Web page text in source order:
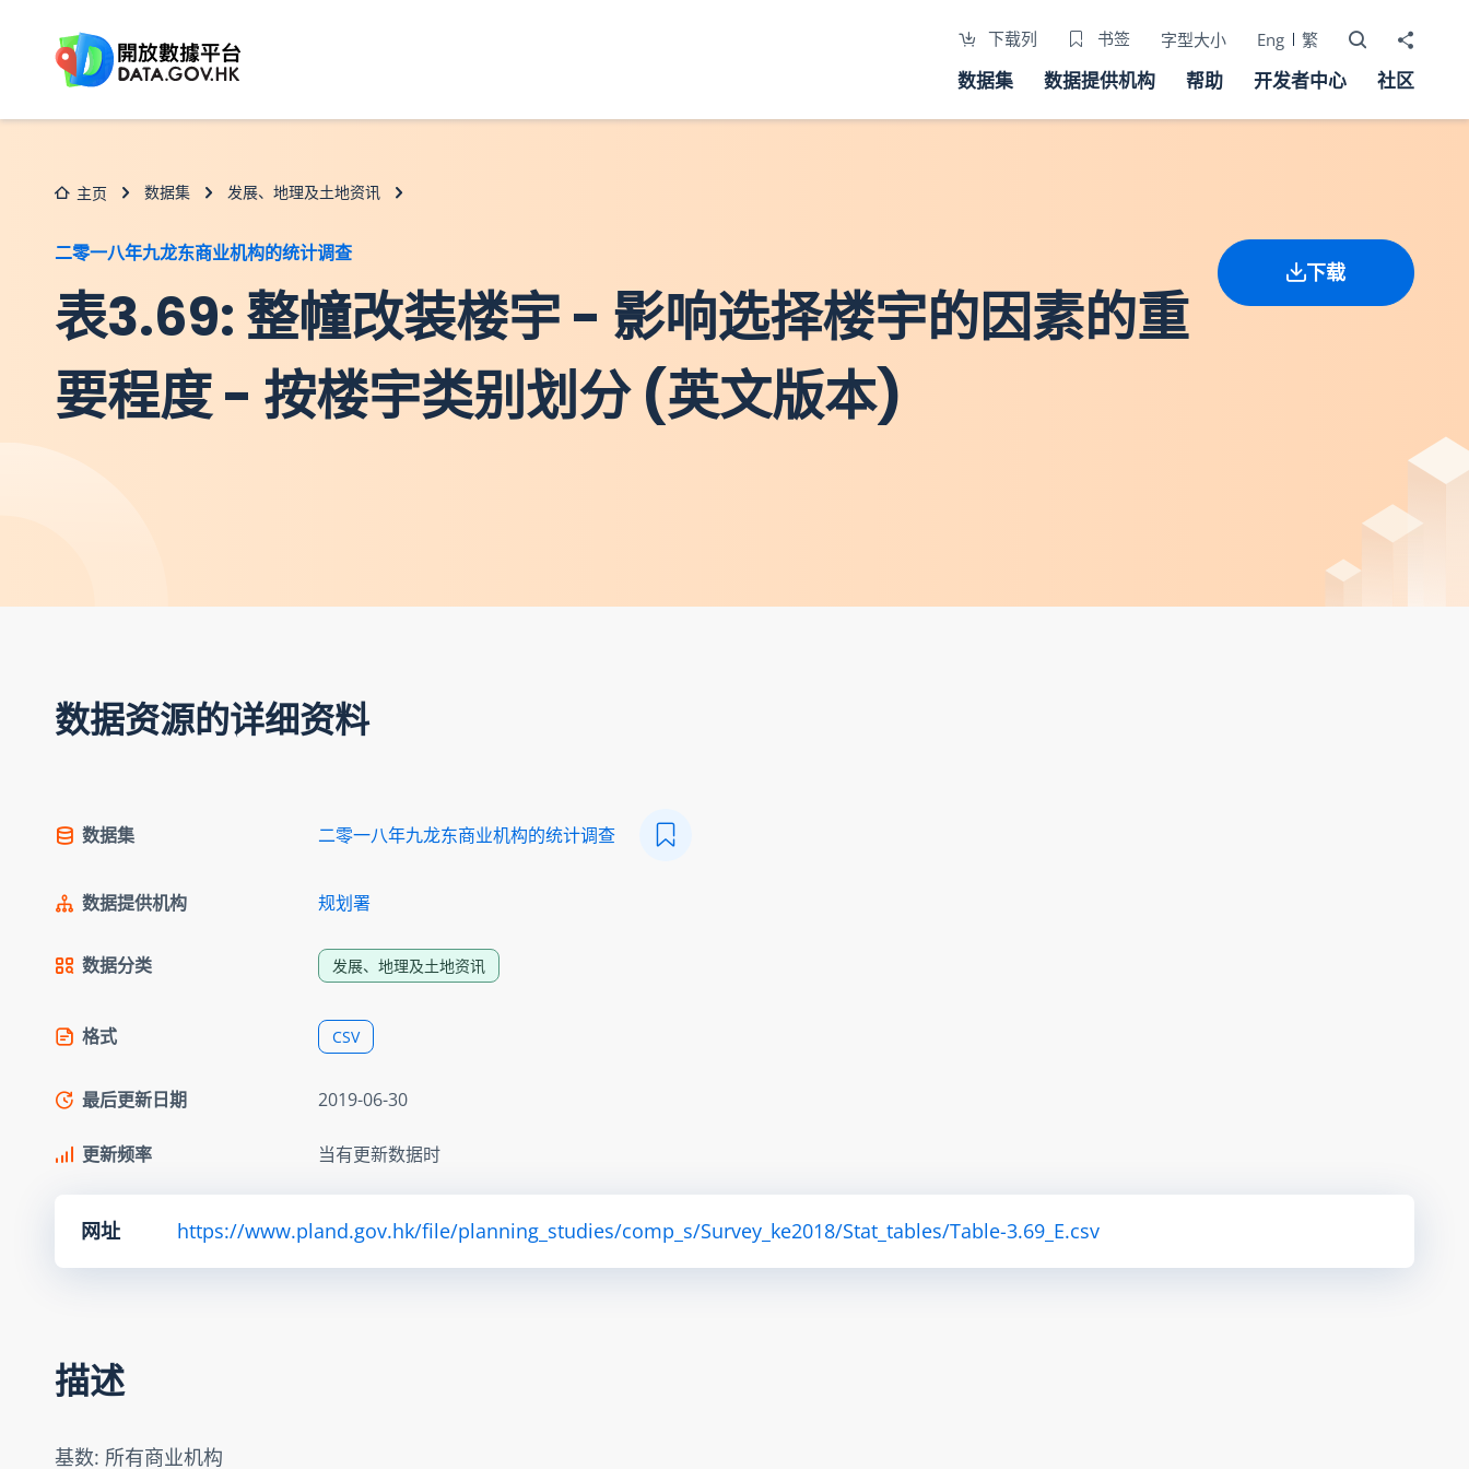
下载列 书签 字型大小 Eng 繁 打开搜寻器
分享至
数据集 数据提供机构 帮助 开发者中心 社区
主页 数据集 发展、地理及土地资讯
二零一八年九龙东商业机构的统计调查
表3.69: 整幢改装楼宇 - 影响选择楼宇的因素的重
要程度 - 按楼宇类别划分 (英文版本)
下载
数据资源的详细资料
数据集 二零一八年九龙东商业机构的统计调查
数据提供机构 规划署
数据分类 发展、地理及土地资讯
格式 CSV
最后更新日期 2019-06-30
更新频率 当有更新数据时
网址 https://www.pland.gov.hk/file/planning_studies/comp_s/Survey_ke2018/Stat_tables/Table-3.69_E.csv
描述
基数: 所有商业机构